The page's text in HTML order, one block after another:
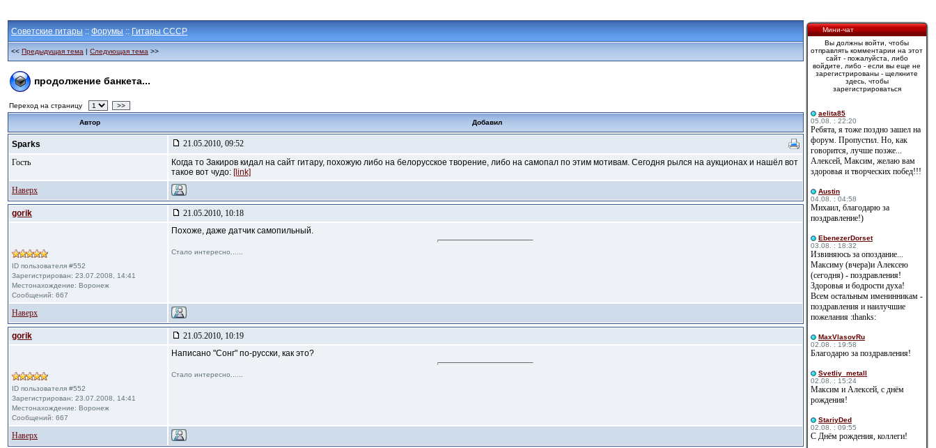
Советские гитары :: Форумы :: Гитары СССР
<< Предыдущая тема | Следующая тема >>
продолжение банкета...
Переход на страницу >>
Автор Добавил
Sparks
21.05.2010, 09:52
Гость
Когда то Закиров кидал на сайт гитару, похожую либо на белорусское творение, либо на самопал по этим мотивам. Сегодня рылся на аукционах и нашёл вот
такое вот чудо: [link]
Наверх
gorik 21.05.2010, 10:18
ID пользователя #552
Зарегистрирован: 23.07.2008, 14:41
Местонахождение: Воронеж
Сообщений: 667
Похоже, даже датчик самопильный.
Стало интересно......
Наверх
gorik 21.05.2010, 10:19
ID пользователя #552
Зарегистрирован: 23.07.2008, 14:41
Местонахождение: Воронеж
Сообщений: 667
Написано "Сонг" по-русски, как это?
Стало интересно......
Наверх
Мини-чат
Вы должны войти, чтобы
отправлять комментарии на этот
сайт - пожалуйста, либо
войдите, либо - если вы еще не
зарегистрированы - щелкните
здесь, чтобы
зарегистрироваться
aelita85
05.08. : 22:20
Ребята, я тоже поздно зашел на
форум. Пропустил. Но, как
говорится, лучше позже...
Алексей, Максим, желаю вам
здоровья и творческих побед!!!
Austin
04.08. : 04:58
Михаил, благодарю за
поздравление!)
EbenezerDorset
03.08. : 18:32
Извиняюсь за опоздание...
Максиму (вчера)и Алексею
(сегодня) - поздравления!
Здоровья и бодрости духа!
Всем остальным именинникам -
поздравления и наилучшие
пожелания :thanks:
MaxVlasovRu
02.08. : 19:58
Благодарю за поздравления!
Svetliy_metall
02.08. : 15:24
Максим и Алексей, с днём
рождения!
StariyDed
02.08. : 09:55
С Днём рождения, коллеги!